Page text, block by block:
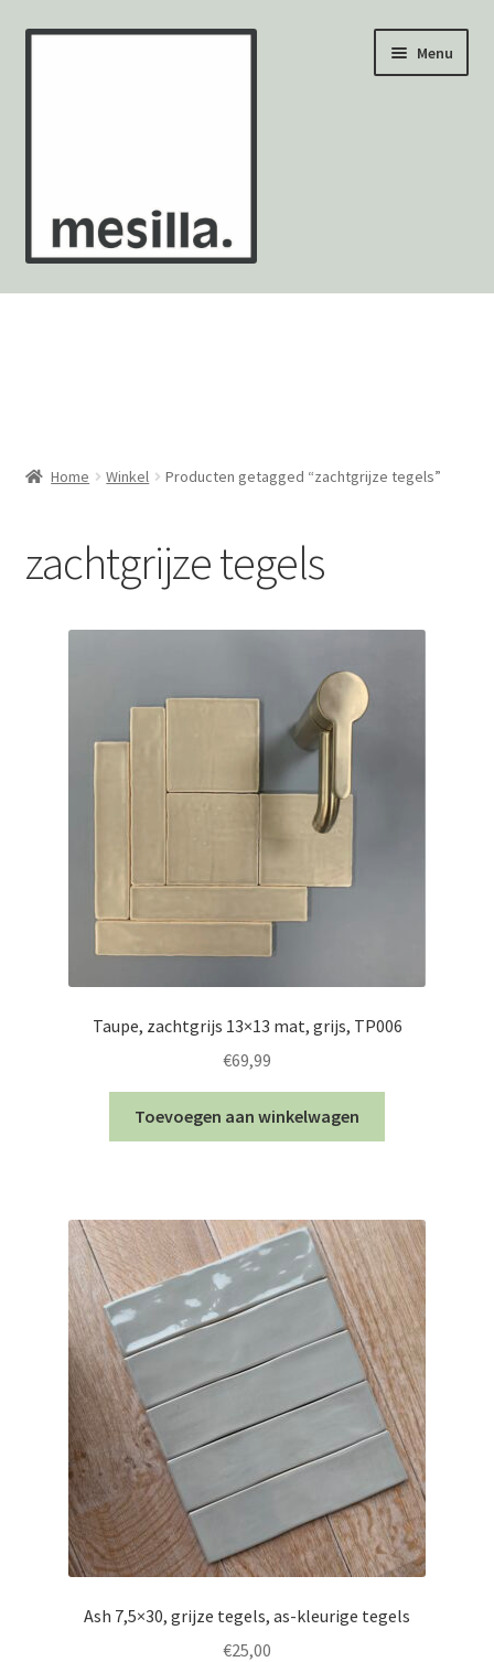
Ga
Ga
Menu
Wandtegels
Mozaïekvellen
Contact
Home Winkel Producten getagged “zachtgrijze tegels”
zachtgrijze tegels
Taupe, zachtgrijs 13×13 mat, grijs, TP006
€69,99
Toevoegen aan winkelwagen
Ash 7,5×30, grijze tegels, as-kleurige tegels
€25,00